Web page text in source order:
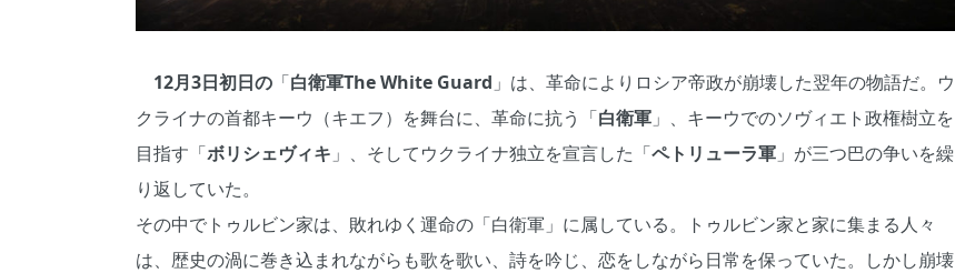
12月3日初日の 「白衛軍The White Guard 」は、革命によりロシア帝政が崩壊した翌年の物語だ。ウ
クライナの首都キーウ（キエフ）を舞台に、革命に抗う「白衛軍 」、キーウでのソヴィエト政権樹立を
目指す「ボリシェヴィキ 」、そしてウクライナ独立を宣言した「ペトリューラ軍 」が三つ巴の争いを繰
り返していた。
その中でトゥルビン家は、敗れゆく運命の「白衛軍」に属している。トゥルビン家と家に集まる人々
は、歴史の渦に巻き込まれながらも歌を歌い、詩を吟じ、恋をしながら日常を保っていた。しかし崩壊